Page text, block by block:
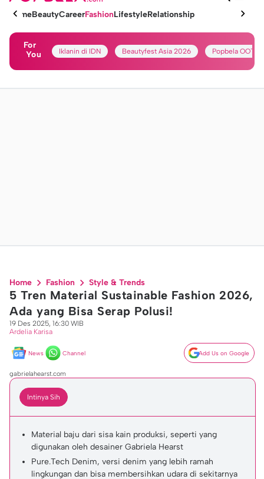
HomeBeautyCareerFashionLifestyleRelationship
For
You
Iklanin di IDN Beautyfest Asia 2026 Popbela OOTD
Home Fashion Style & Trends
5 Tren Material Sustainable Fashion 2026,
Ada yang Bisa Serap Polusi!
19 Des 2025, 16:30 WIB
Ardelia Karisa
News Channel Add Us on Google
gabrielahearst.com
Intinya Sih
Material baju dari sisa kain produksi, seperti yang
digunakan oleh desainer Gabriela Hearst
Pure.Tech Denim, versi denim yang lebih ramah
lingkungan dan bisa membersihkan udara di sekitarnya